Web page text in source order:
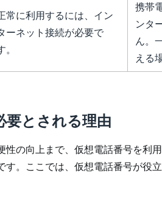
常に利用するには、イン
ーネット接続が必要で
。
携帯
ンタ
ん。
える
要とされる理由
性の向上まで、仮想電話番号を利用
す。ここでは、仮想電話番号が役立